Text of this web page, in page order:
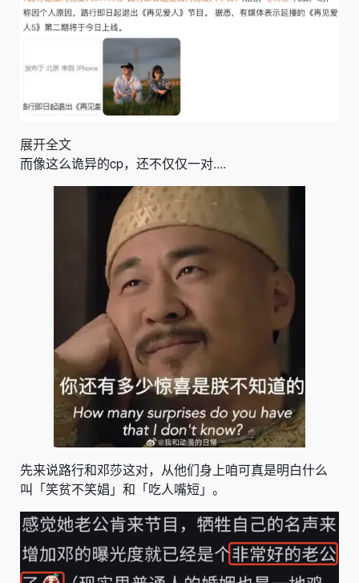
展开全文
而像这么诡异的cp，还不仅仅一对....
先来说路行和邓莎这对，从他们身上咱可真是明白什么
叫「笑贫不笑娼」和「吃人嘴短」。